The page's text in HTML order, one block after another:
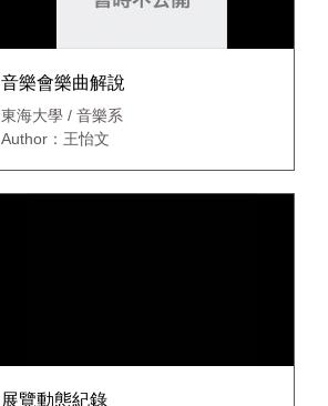
音樂會樂曲解說
東海大學 / 音樂系
Author：王怡文
展覽動態紀錄